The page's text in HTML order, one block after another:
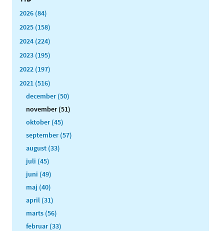
2026 (84)
2025 (158)
2024 (224)
2023 (195)
2022 (197)
2021 (516)
december (50)
november (51)
oktober (45)
september (57)
august (33)
juli (45)
juni (49)
maj (40)
april (31)
marts (56)
februar (33)